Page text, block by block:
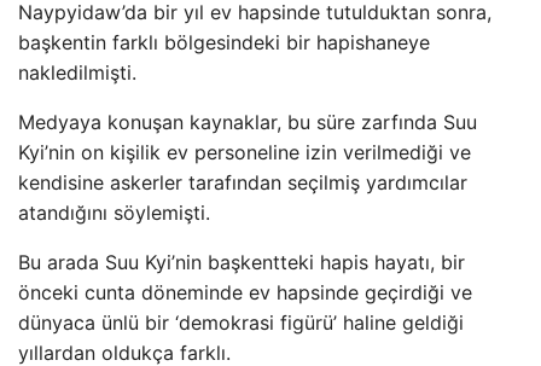
Naypyidaw’da bir yıl ev hapsinde tutulduktan sonra,
başkentin farklı bölgesindeki bir hapishaneye
nakledilmişti.
Medyaya konuşan kaynaklar, bu süre zarfında Suu
Kyi’nin on kişilik ev personeline izin verilmediği ve
kendisine askerler tarafından seçilmiş yardımcılar
atandığını söylemişti.
Bu arada Suu Kyi’nin başkentteki hapis hayatı, bir
önceki cunta döneminde ev hapsinde geçirdiği ve
dünyaca ünlü bir ‘demokrasi figürü’ haline geldiği
yıllardan oldukça farklı.